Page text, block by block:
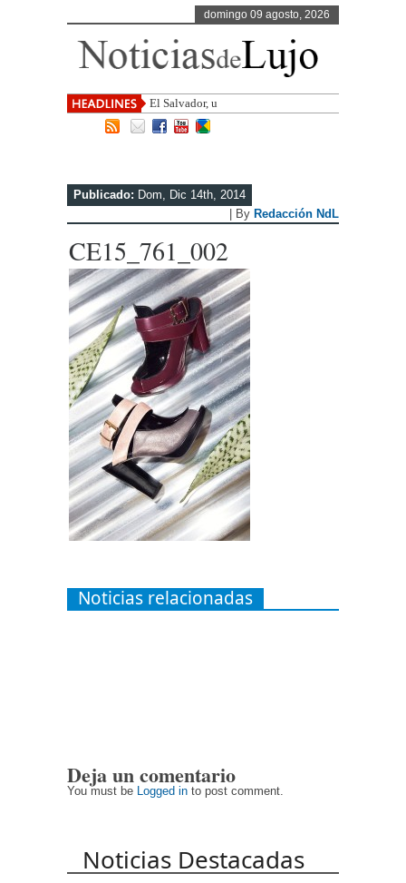
domingo 09 agosto, 2026
El Salvador, uno de los destinos con
Publicado: Dom, Dic 14th, 2014
| By Redacción NdL
CE15_761_002
Noticias relacionadas
Deja un comentario
You must be Logged in to post comment.
Noticias Destacadas